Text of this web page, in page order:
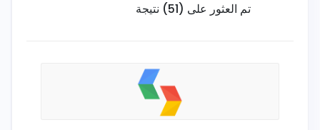
تم العثور على (51) نتيجة